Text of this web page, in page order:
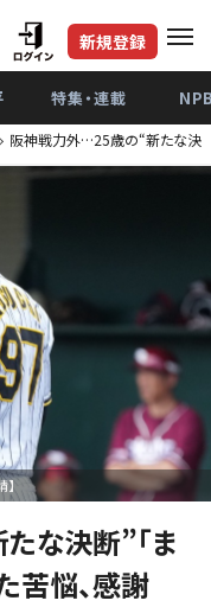
新規登録
特集・連載
阪神戦力外…25歳の“新たな決断
な決断”「ま
苦悩、感謝